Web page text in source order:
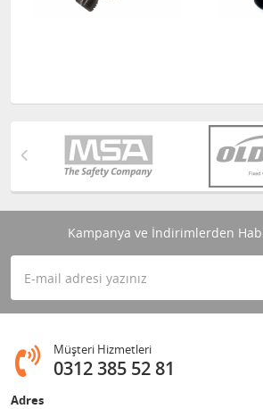
Kampanya ve İndirimlerden
Müşteri Hizmetleri
0312 385 52 81
Adres